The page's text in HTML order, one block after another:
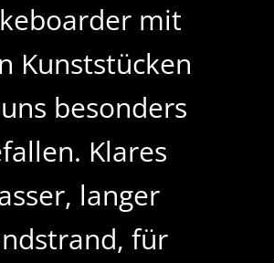
mit
Kunststücken
besonders
Klares
langer
für